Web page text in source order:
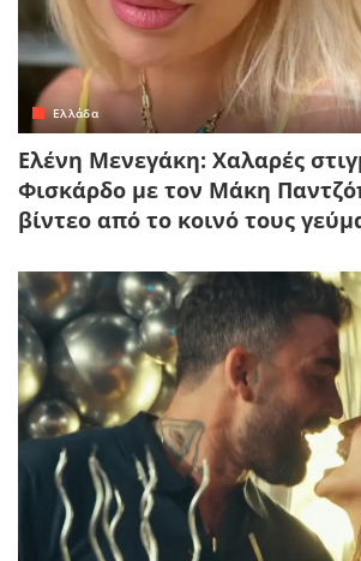
Ελλάδα
Ελένη Μενεγάκη: Χαλαρές
Φισκάρδο με τον Μάκη
βίντεο από το κοινό τους